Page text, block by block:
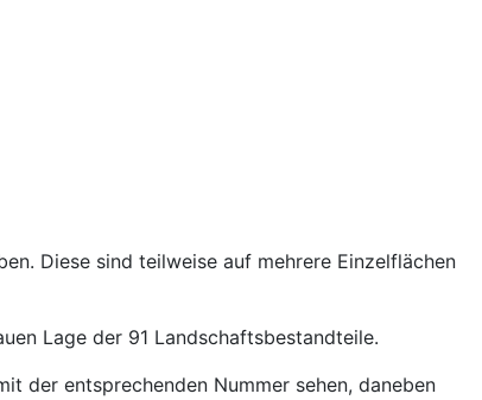
Diese sind teilweise auf mehrere Einzelflächen
Lage der 91 Landschaftsbestandteile.
der entsprechenden Nummer sehen, daneben